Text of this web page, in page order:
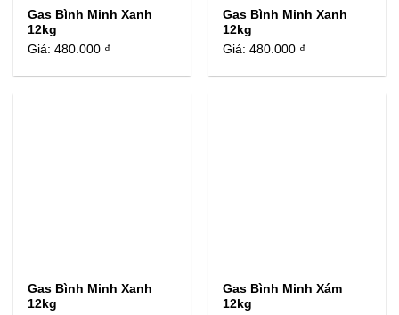
Gas Bình Minh Xanh
12kg
Giá:480.000 ₫
Gas Bình Minh Xanh
12kg
Giá:480.000 ₫
Gas Bình Minh Xanh
12kg
Gas Bình Minh Xám
12kg